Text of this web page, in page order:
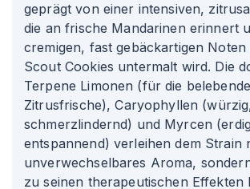
geprägt von einer intensiven,
die an frische Mandarinen erinnert
cremigen, fast gebäckartigen Noten
Scout Cookies untermalt wird. Die
Terpene Limonen (für die belebende
Zitrusfrische), Caryophyllen
schmerzlindernd) und Myrcen
entspannend) verleihen dem Strain
unverwechselbares Aroma,
zu seinen therapeutischen Effekten